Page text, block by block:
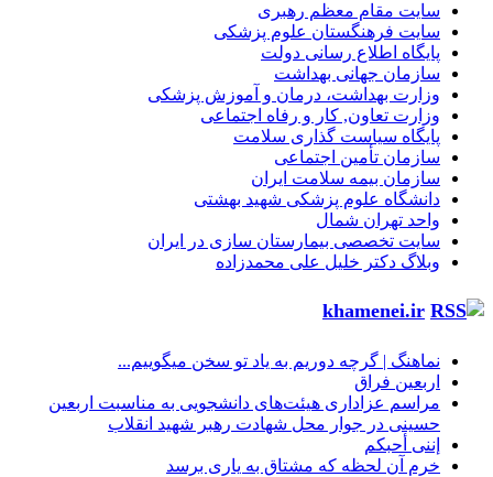
سایت مقام معظم رهبری
سایت فرهنگستان علوم پزشکی
پایگاه اطلاع رسانی دولت
سازمان جهانی بهداشت
وزارت بهداشت، درمان و آموزش پزشکی
وزارت تعاون, کار و رفاه اجتماعی
پایگاه سیاست گذاری سلامت
سازمان تأمین اجتماعی
سازمان بیمه سلامت ایران
دانشگاه علوم پزشکی شهید بهشتی
واحد تهران شمال
سایت تخصصی بیمارستان سازی در ایران
وبلاگ دکتر خلیل علی محمدزاده
khamenei.ir
نماهنگ |‌ گرچه دوریم به یاد تو سخن میگوییم...
اربعین فراق
مراسم عزاداری هیئت‌های دانشجویی به مناسبت اربعین
حسینی در جوار محل شهادت رهبر شهید انقلاب
إننی أحبکم
خرم آن لحظه که مشتاق به یاری برسد